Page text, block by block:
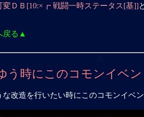
変ＤＢ[10:×┏ 戦闘一時ステータス[基]]
戻る▲
う時にこのコモンイベ
な改造を行いたい時にこのコモンイベ